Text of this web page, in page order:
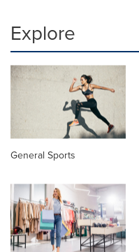
Explore
General Sports